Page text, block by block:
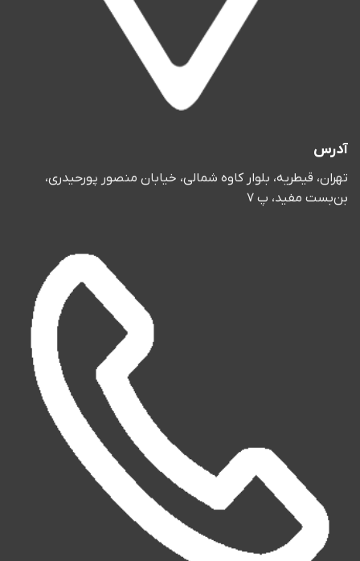
آدرس
تهران، قیطریه، بلوار کاوه شمالی، خیابان منصور پورحیدری،
بن‌بست مفید، پ 7